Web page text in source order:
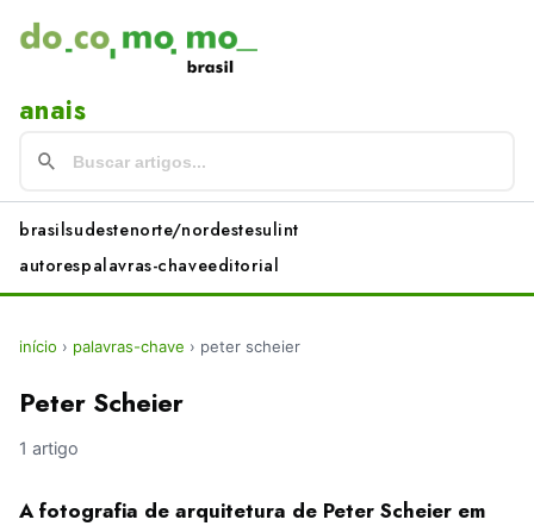
anais
brasilsudestenorte/nordestesulint
autorespalavras-chaveeditorial
início › palavras-chave › peter scheier
Peter Scheier
1 artigo
A fotografia de arquitetura de Peter Scheier em